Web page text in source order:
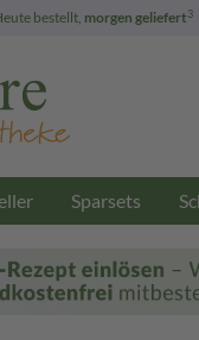
bestellt, morgen geliefert3
Sparsets